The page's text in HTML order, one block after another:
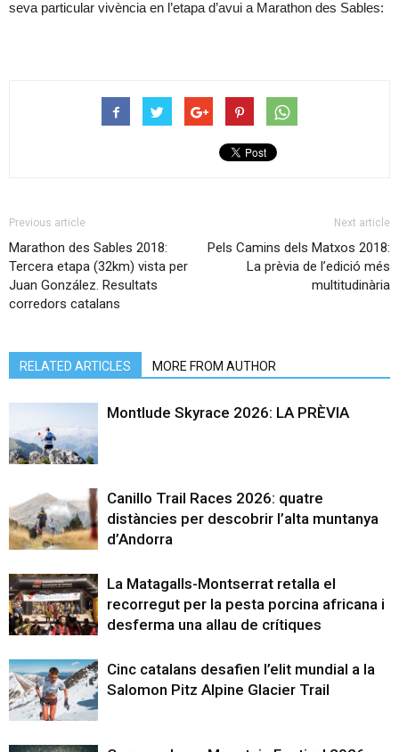
seva particular vivència en l’etapa d’avui a Marathon des Sables:
Previous article
Marathon des Sables 2018:
Tercera etapa (32km) vista per
Juan González. Resultats
corredors catalans
Next article
Pels Camins dels Matxos 2018:
La prèvia de l’edició més
multitudinària
RELATED ARTICLES MORE FROM AUTHOR
Montlude Skyrace 2026: LA PRÈVIA
Canillo Trail Races 2026: quatre
distàncies per descobrir l’alta muntanya
d’Andorra
La Matagalls-Montserrat retalla el
recorregut per la pesta porcina africana i
desferma una allau de crítiques
Cinc catalans desafien l’elit mundial a la
Salomon Pitz Alpine Glacier Trail